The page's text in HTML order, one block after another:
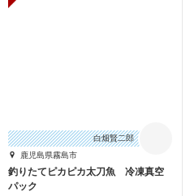
白畑賢二郎
鹿児島県霧島市
釣りたてピカピカ太刀魚 冷凍真空
パック